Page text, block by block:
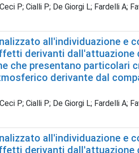
P; Cialli P; De Giorgi L; Fardelli
all'individuazione e
derivanti
che presentano
derivante dal
P; Cialli P; De Giorgi L; Fardelli
all'individuazione e
derivanti